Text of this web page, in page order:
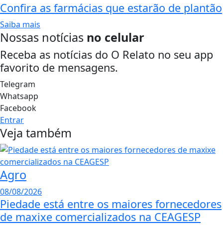
Confira as farmácias que estarão de plantão
Saiba mais
Nossas notícias no celular
Receba as notícias do O Relato no seu app
favorito de mensagens.
Telegram
Whatsapp
Facebook
Entrar
Veja também
Agro
08/08/2026
Piedade está entre os maiores fornecedores
de maxixe comercializados na CEAGESP